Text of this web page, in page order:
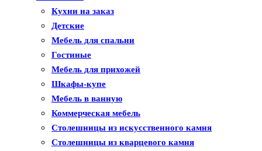
Кухни на заказ
Детские
Мебель для спальни
Гостиные
Мебель для прихожей
Шкафы-купе
Мебель в ванную
Коммерческая мебель
Столешницы из искусственного камня
Столешницы из кварцевого камня